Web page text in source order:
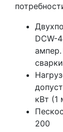
DCW-
кВт (1
200